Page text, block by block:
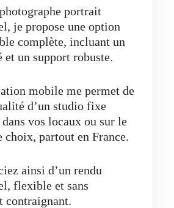
portrait
je propose une option
complète, incluant un
un support robuste.
mobile me permet de
d’un studio fixe
vos locaux ou sur le
choix, partout en France.
ainsi d’un rendu
flexible et sans
contraignant.